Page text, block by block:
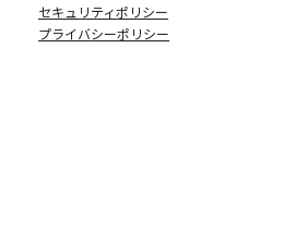
セキュリティポリシー
プライバシーポリシー